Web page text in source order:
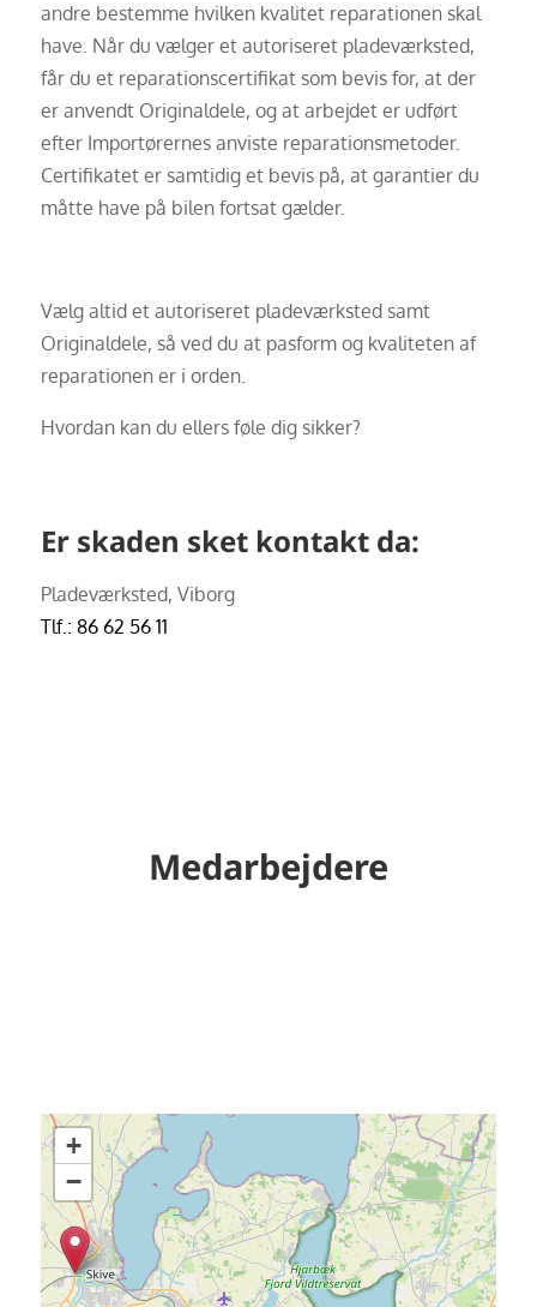
andre bestemme hvilken kvalitet reparationen skal
have. Når du vælger et autoriseret pladeværksted,
får du et reparationscertifikat som bevis for, at der
er anvendt Originaldele, og at arbejdet er udført
efter Importørernes anviste reparationsmetoder.
Certifikatet er samtidig et bevis på, at garantier du
måtte have på bilen fortsat gælder.
Vælg altid et autoriseret pladeværksted samt
Originaldele, så ved du at pasform og kvaliteten af
reparationen er i orden.
Hvordan kan du ellers føle dig sikker?
Er skaden sket kontakt da:
Pladeværksted, Viborg
Tlf.: 86 62 56 11
Medarbejdere
+
−